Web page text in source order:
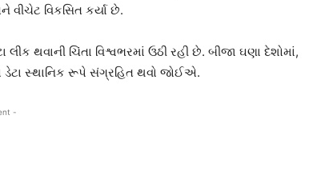
વીચેટ વિકસિત કર્યા છે.
થવાની ચિંતા વિશ્વભરમાં ઉઠી રહી છે. બીજા ઘણા દેશોમાં,
ડેટા સ્થાનિક રૂપે સંગ્રહિત થવો જોઈએ.
-